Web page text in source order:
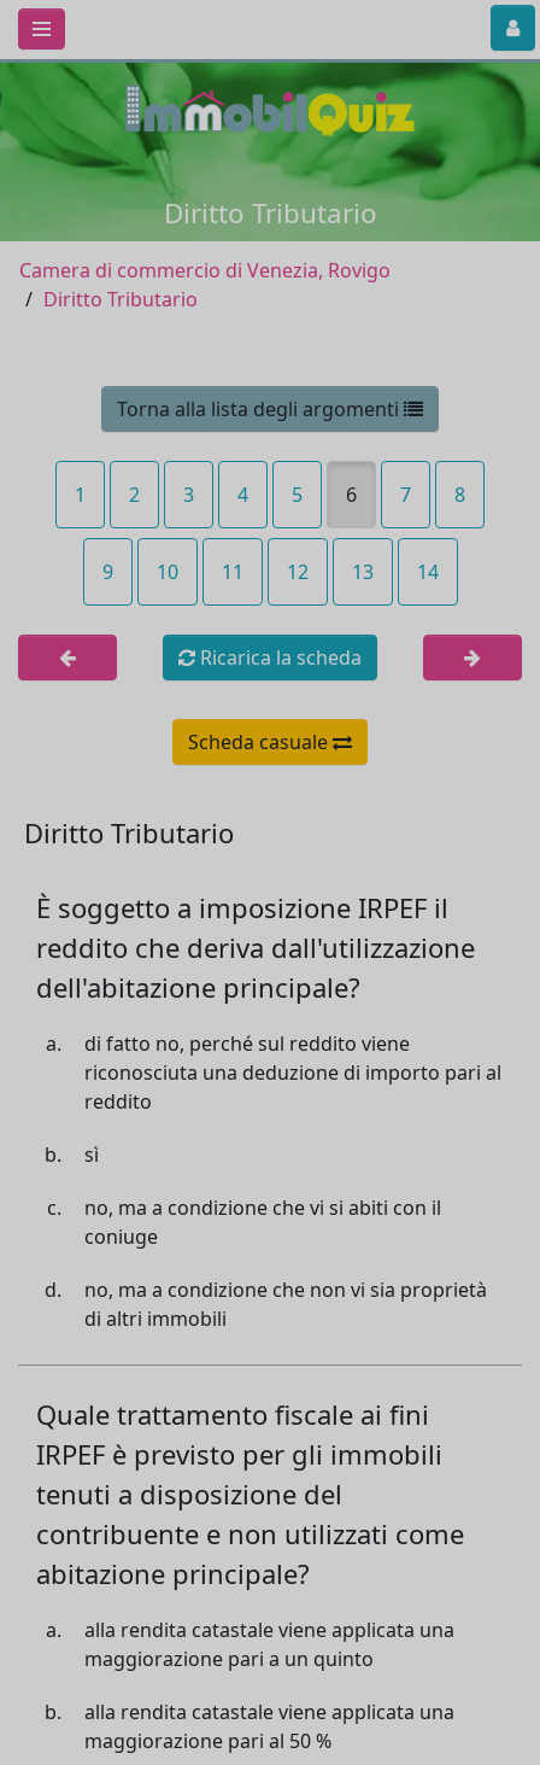
Diritto Tributario
Camera di commercio di Venezia, Rovigo
Diritto Tributario
Torna alla lista degli argomenti
1 2 3 4 5 6 7 8
9 10 11 12 13 14
Ricarica la scheda
Scheda casuale
Diritto Tributario
È soggetto a imposizione IRPEF il
reddito che deriva dall'utilizzazione
dell'abitazione principale?
di fatto no, perché sul reddito viene
riconosciuta una deduzione di importo pari al
reddito
sì
no, ma a condizione che vi si abiti con il
coniuge
no, ma a condizione che non vi sia proprietà
di altri immobili
Quale trattamento fiscale ai fini
IRPEF è previsto per gli immobili
tenuti a disposizione del
contribuente e non utilizzati come
abitazione principale?
alla rendita catastale viene applicata una
maggiorazione pari a un quinto
alla rendita catastale viene applicata una
maggiorazione pari al 50 %